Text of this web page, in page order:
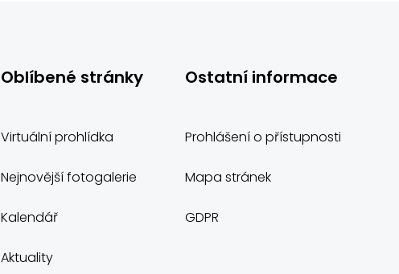
Oblíbené stránky
Virtuální prohlídka
Nejnovější fotogalerie
Kalendář
Aktuality
Ostatní informace
Prohlášení o přístupnosti
Mapa stránek
GDPR